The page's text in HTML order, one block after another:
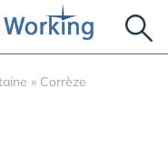
» Corrèze